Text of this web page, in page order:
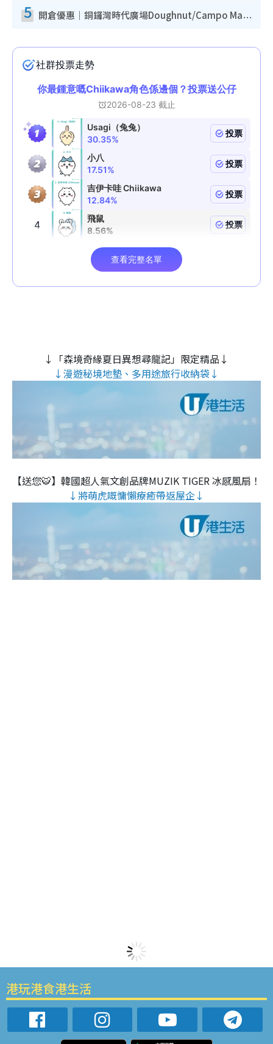
5 開倉優惠｜銅鑼灣時代廣場Doughnut/Campo Marzio開倉低至1折！背囊、書包、手袋劈價$200起
↓「森境奇緣夏日異想尋龍記」限定精品↓
↓漫遊秘境地墊、多用途旅行收納袋↓
【送您🐯】韓國超人氣文創品牌MUZIK TIGER 冰感風扇！
↓將萌虎嘅慵懶療癒帶返屋企↓
港玩港食港生活